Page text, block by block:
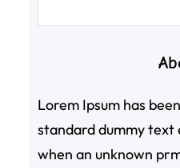
Lorem Ipsum has
standard dummy text
when an unknown